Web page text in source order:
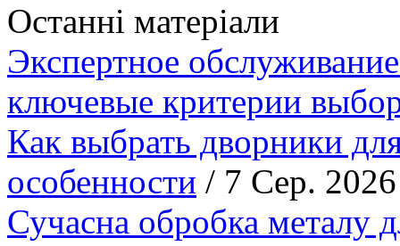
Останні матеріали
Экспертное
ключевые критерии
Как выбрать дворники
особенности / 7 Сер. 2026
Сучасна обробка металу